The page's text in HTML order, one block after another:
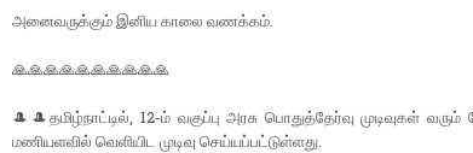
அனைவருக்கும் இனிய காலை வணக்கம்.
🙏🙏🙏🙏🙏🙏🙏🙏🙏🙏
🎩🎩தமிழ்நாட்டில், 12-ம் வகுப்பு அரசு பொதுத்தேர்வு முடிவுகள்
மணியளவில் வெளியிட முடிவு செய்யப்பட்டுள்ளது.